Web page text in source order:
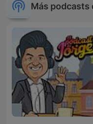
Más podcasts